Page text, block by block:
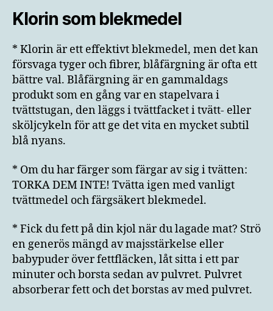
Klorin som blekmedel
* Klorin är ett effektivt blekmedel, men det kan
försvaga tyger och fibrer, blåfärgning är ofta ett
bättre val. Blåfärgning är en gammaldags
produkt som en gång var en stapelvara i
tvättstugan, den läggs i tvättfacket i tvätt- eller
sköljcykeln för att ge det vita en mycket subtil
blå nyans.
* Om du har färger som färgar av sig i tvätten:
TORKA DEM INTE! Tvätta igen med vanligt
tvättmedel och färgsäkert blekmedel.
* Fick du fett på din kjol när du lagade mat? Strö
en generös mängd av majsstärkelse eller
babypuder över fettfläcken, låt sitta i ett par
minuter och borsta sedan av pulvret. Pulvret
absorberar fett och det borstas av med pulvret.